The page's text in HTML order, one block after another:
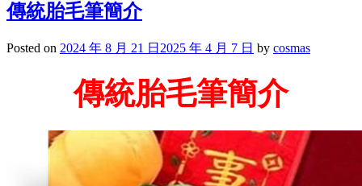
傳統胎毛筆簡介
Posted on 2024 年 8 月 21 日 2025 年 4 月 7 日 by cosmas
傳統胎毛筆簡介